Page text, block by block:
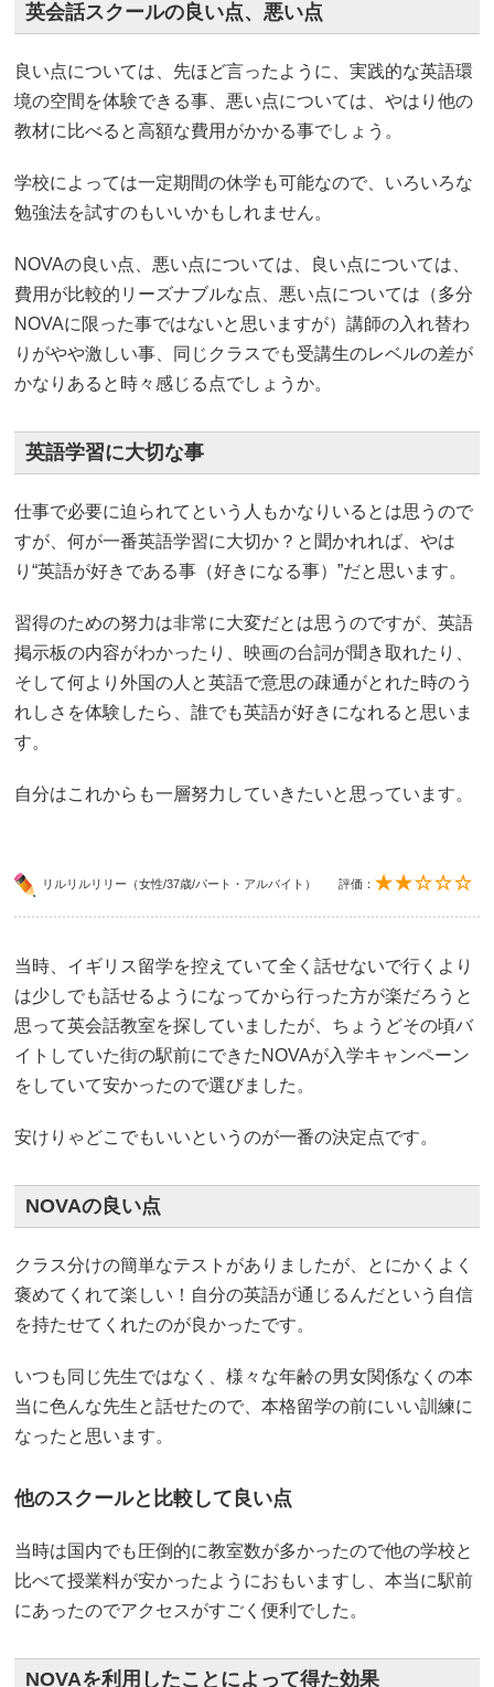
英会話スクールの良い点、悪い点
良い点については、先ほど言ったように、実践的な英語環
境の空間を体験できる事、悪い点については、やはり他の
教材に比べると高額な費用がかかる事でしょう。
学校によっては一定期間の休学も可能なので、いろいろな
勉強法を試すのもいいかもしれません。
NOVAの良い点、悪い点については、良い点については、
費用が比較的リーズナブルな点、悪い点については（多分
NOVAに限った事ではないと思いますが）講師の入れ替わ
りがやや激しい事、同じクラスでも受講生のレベルの差が
かなりあると時々感じる点でしょうか。
英語学習に大切な事
仕事で必要に迫られてという人もかなりいるとは思うので
すが、何が一番英語学習に大切か？と聞かれれば、やは
り“英語が好きである事（好きになる事）”だと思います。
習得のための努力は非常に大変だとは思うのですが、英語
掲示板の内容がわかったり、映画の台詞が聞き取れたり、
そして何より外国の人と英語で意思の疎通がとれた時のう
れしさを体験したら、誰でも英語が好きになれると思いま
す。
自分はこれからも一層努力していきたいと思っています。
リルリルリリー（女性/37歳/パート・アルバイト） 評価：
当時、イギリス留学を控えていて全く話せないで行くより
は少しでも話せるようになってから行った方が楽だろうと
思って英会話教室を探していましたが、ちょうどその頃バ
イトしていた街の駅前にできたNOVAが入学キャンペーン
をしていて安かったので選びました。
安けりゃどこでもいいというのが一番の決定点です。
NOVAの良い点
クラス分けの簡単なテストがありましたが、とにかくよく
褒めてくれて楽しい！自分の英語が通じるんだという自信
を持たせてくれたのが良かったです。
いつも同じ先生ではなく、様々な年齢の男女関係なくの本
当に色んな先生と話せたので、本格留学の前にいい訓練に
なったと思います。
他のスクールと比較して良い点
当時は国内でも圧倒的に教室数が多かったので他の学校と
比べて授業料が安かったようにおもいますし、本当に駅前
にあったのでアクセスがすごく便利でした。
NOVAを利用したことによって得た効果